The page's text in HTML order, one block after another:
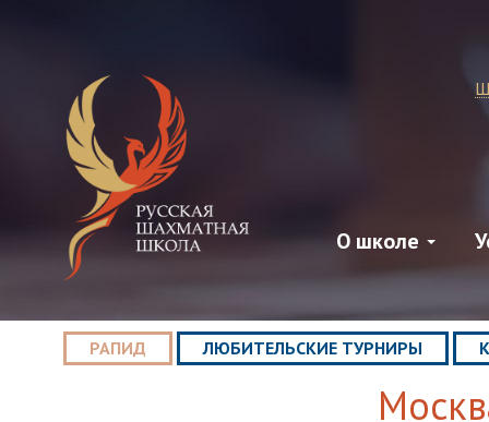
О школе
РАПИД ЛЮБИТЕЛЬСКИЕ ТУРНИРЫ